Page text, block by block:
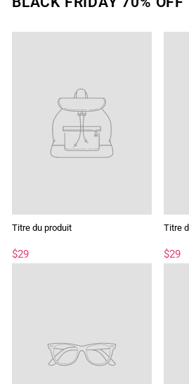
Titre du produit
$29
Titre
$29